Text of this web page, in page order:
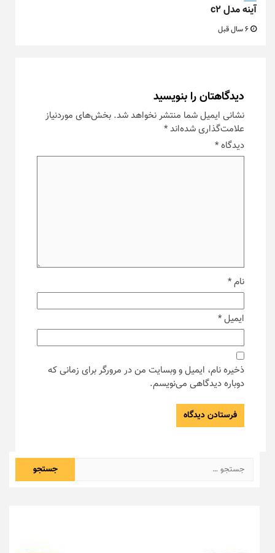
آینه مدل c2
دیدگاهتان را بنویسید
نشانی ایمیل شما منتشر نخواهد شد. بخش‌های موردنیاز
علامت‌گذاری شده‌اند*
دیدگاه*
نام*
ایمیل*
ذخیره نام، ایمیل و وبسایت من در مرورگر برای زمانی که
دوباره دیدگاهی می‌نویسم.
جستجو
برای: